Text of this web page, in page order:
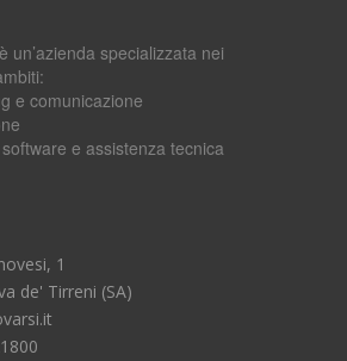
un’azienda specializzata nei
e comunicazione
software e assistenza tecnica
1
de' Tirreni (SA)